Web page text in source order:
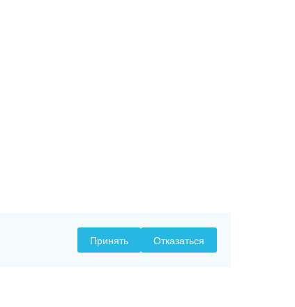
Принять Отказаться